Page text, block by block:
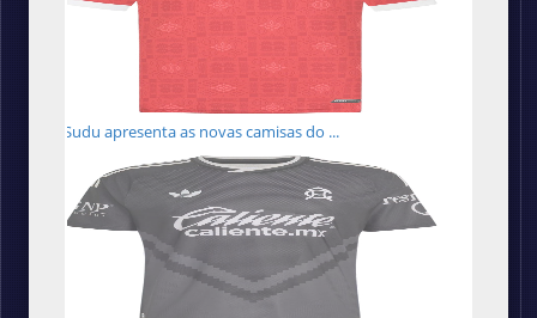
Sudu apresenta as novas camisas do ...